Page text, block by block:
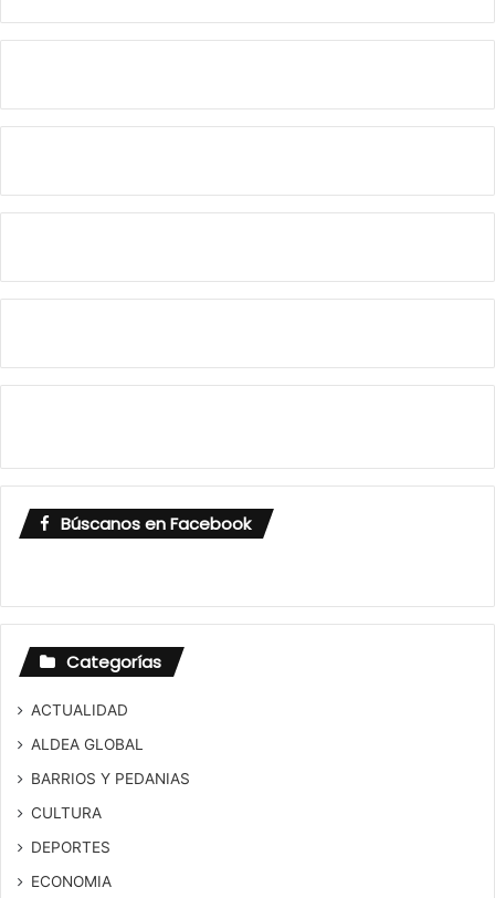
Búscanos en Facebook
Categorías
ACTUALIDAD
ALDEA GLOBAL
BARRIOS Y PEDANIAS
CULTURA
DEPORTES
ECONOMIA